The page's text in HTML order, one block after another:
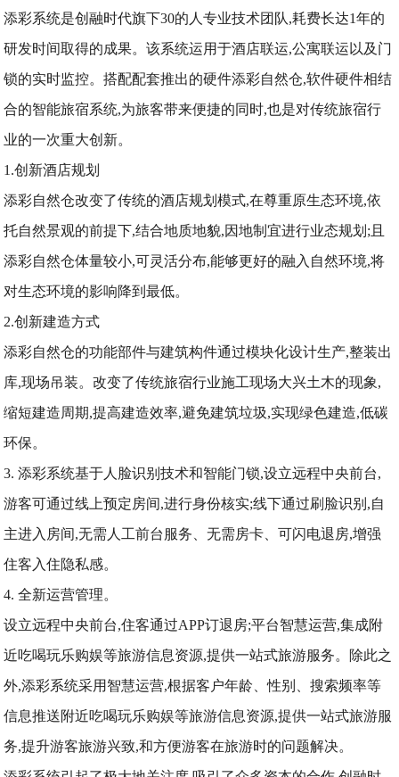
添彩系统是创融时代旗下30的人专业技术团队,耗费长达1年的
研发时间取得的成果。该系统运用于酒店联运,公寓联运以及门
锁的实时监控。搭配配套推出的硬件添彩自然仓,软件硬件相结
合的智能旅宿系统,为旅客带来便捷的同时,也是对传统旅宿行
业的一次重大创新。
1.创新酒店规划
添彩自然仓改变了传统的酒店规划模式,在尊重原生态环境,依
托自然景观的前提下,结合地质地貌,因地制宜进行业态规划;且
添彩自然仓体量较小,可灵活分布,能够更好的融入自然环境,将
对生态环境的影响降到最低。
2.创新建造方式
添彩自然仓的功能部件与建筑构件通过模块化设计生产,整装出
库,现场吊装。改变了传统旅宿行业施工现场大兴土木的现象,
缩短建造周期,提高建造效率,避免建筑垃圾,实现绿色建造,低碳
环保。
3. 添彩系统基于人脸识别技术和智能门锁,设立远程中央前台,
游客可通过线上预定房间,进行身份核实;线下通过刷脸识别,自
主进入房间,无需人工前台服务、无需房卡、可闪电退房,增强
住客入住隐私感。
4. 全新运营管理。
设立远程中央前台,住客通过APP订退房;平台智慧运营,集成附
近吃喝玩乐购娱等旅游信息资源,提供一站式旅游服务。除此之
外,添彩系统采用智慧运营,根据客户年龄、性别、搜索频率等
信息推送附近吃喝玩乐购娱等旅游信息资源,提供一站式旅游服
务,提升游客旅游兴致,和方便游客在旅游时的问题解决。